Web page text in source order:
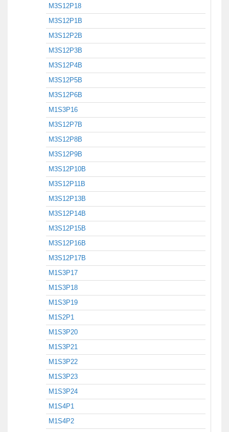
M3S12P18
M3S12P1B
M3S12P2B
M3S12P3B
M3S12P4B
M3S12P5B
M3S12P6B
M1S3P16
M3S12P7B
M3S12P8B
M3S12P9B
M3S12P10B
M3S12P11B
M3S12P13B
M3S12P14B
M3S12P15B
M3S12P16B
M3S12P17B
M1S3P17
M1S3P18
M1S3P19
M1S2P1
M1S3P20
M1S3P21
M1S3P22
M1S3P23
M1S3P24
M1S4P1
M1S4P2